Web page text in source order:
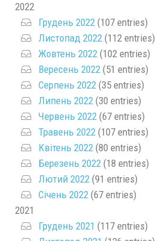
2022
Грудень 2022 (107 entries)
Листопад 2022 (112 entries)
Жовтень 2022 (102 entries)
Вересень 2022 (51 entries)
Серпень 2022 (35 entries)
Липень 2022 (30 entries)
Червень 2022 (67 entries)
Травень 2022 (107 entries)
Квітень 2022 (80 entries)
Березень 2022 (18 entries)
Лютий 2022 (91 entries)
Січень 2022 (67 entries)
2021
Грудень 2021 (117 entries)